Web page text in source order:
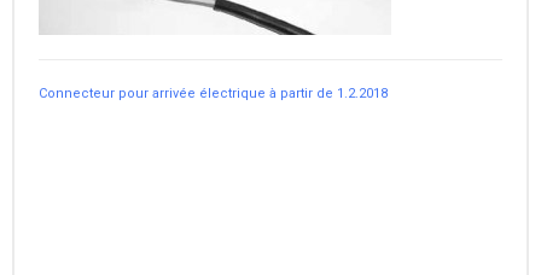
Connecteur pour arrivée électrique à partir de 1.2.2018